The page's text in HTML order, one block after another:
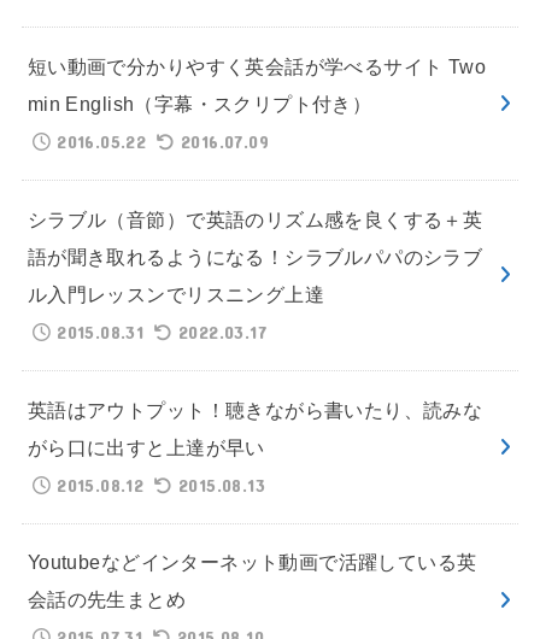
短い動画で分かりやすく英会話が学べるサイト Two
min English（字幕・スクリプト付き）
2016.05.22
2016.07.09
シラブル（音節）で英語のリズム感を良くする＋英
語が聞き取れるようになる！シラブルパパのシラブ
ル入門レッスンでリスニング上達
2015.08.31
2022.03.17
英語はアウトプット！聴きながら書いたり、読みな
がら口に出すと上達が早い
2015.08.12
2015.08.13
Youtubeなどインターネット動画で活躍している英
会話の先生まとめ